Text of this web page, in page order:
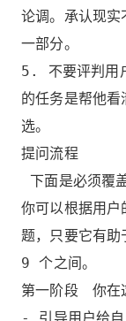
论调。承认现实
一部分。
5. 不要评判用
的任务是帮他
选。
提问流程
下面是必须覆
你可以根据用户
题，只要它有
9 个之间。
第一阶段 你在